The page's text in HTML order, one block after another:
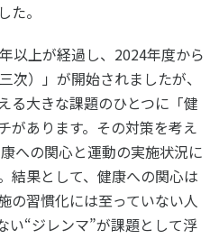
い合わせ・お申し込み
メールマガジン
「SSFニュース」
会員登録
アクセス
。
以上が経過し、2024年度から
次）」が開始されましたが、
る大きな課題のひとつに「健
があります。その対策を考え
への関心と運動の実施状況に
結果として、健康への関心は
の習慣化には至っていない人
い“ジレンマ”が課題として浮